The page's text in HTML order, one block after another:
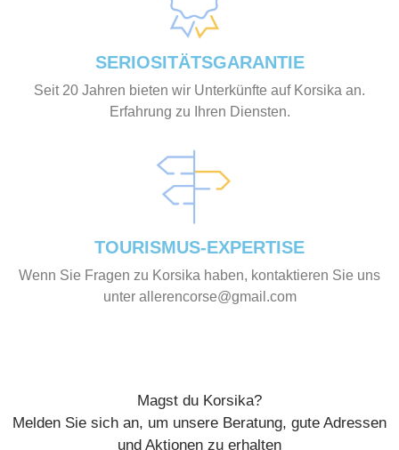
SERIOSITÄTSGARANTIE
Seit 20 Jahren bieten wir Unterkünfte auf Korsika an.
Erfahrung zu Ihren Diensten.
TOURISMUS-EXPERTISE
Wenn Sie Fragen zu Korsika haben, kontaktieren Sie uns
unter allerencorse@gmail.com
Magst du Korsika?
Melden Sie sich an, um unsere Beratung, gute Adressen
und Aktionen zu erhalten